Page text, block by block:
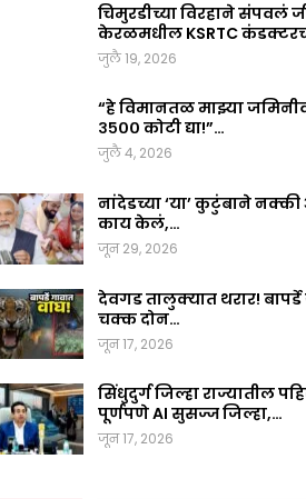
चिमुरडीच्या विरहाने संपवलं
केरळमधील KSRTC
जुलै 19, 2026
“हे विमानतळ माझ्या
३५०० कोटी द्या!”…
जुलै 4, 2026
नांदेडच्या ‘या’ कुटुंबाने
काय केलं,…
जून 29, 2026
देवगड तालुक्यात थरार! बापर्डे
चक्क दोन…
जून 17, 2026
सिंधुदुर्ग जिल्हा राज्यातील
पूर्णपणे AI सुसज्ज जिल्हा,…
जून 17, 2026